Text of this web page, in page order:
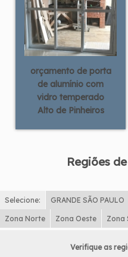
orçamento de porta
de alumínio com
vidro temperado
Alto de Pinheiros
Regiões
Selecione: GRANDE SÃO PAULO
Zona Norte Zona Oeste Zona
Verifique as